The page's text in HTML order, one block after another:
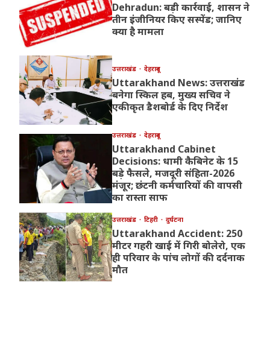
Dehradun: बड़ी कार्रवाई, शासन ने
तीन इंजीनियर किए सस्पेंड; जानिए
क्या है मामला
उत्तराखंड देहरादून
Uttarakhand News: उत्तराखंड
बनेगा स्किल हब, मुख्य सचिव ने
एकीकृत डैशबोर्ड के दिए निर्देश
उत्तराखंड देहरादून
Uttarakhand Cabinet
Decisions: धामी कैबिनेट के 15
बड़े फैसले, मजदूरी संहिता-2026
मंजूर; छंटनी कर्मचारियों की वापसी
का रास्ता साफ
उत्तराखंड टिहरी दुर्घटना
Uttarakhand Accident: 250
मीटर गहरी खाई में गिरी बोलेरो, एक
ही परिवार के पांच लोगों की दर्दनाक
मौत